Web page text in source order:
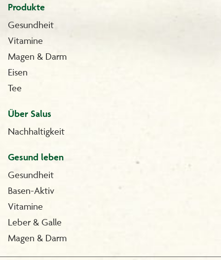
Produkte
Gesundheit
Vitamine
Magen & Darm
Eisen
Tee
Über Salus
Nachhaltigkeit
Gesund leben
Gesundheit
Basen-Aktiv
Vitamine
Leber & Galle
Magen & Darm